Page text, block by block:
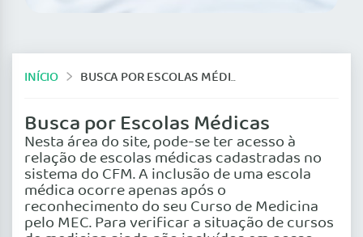
INÍCIO BUSCA POR ESCOLAS MÉDICAS
Busca por Escolas Médicas
Nesta área do site, pode-se ter acesso à
relação de escolas médicas cadastradas no
sistema do CFM. A inclusão de uma escola
médica ocorre apenas após o
reconhecimento do seu Curso de Medicina
pelo MEC. Para verificar a situação de cursos